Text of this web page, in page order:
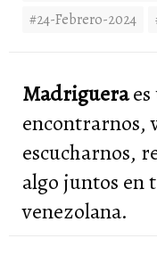
#24-Febrero-2024
Madrigueraes
encontrarnos,
escucharnos,
algo juntos en
venezolana.